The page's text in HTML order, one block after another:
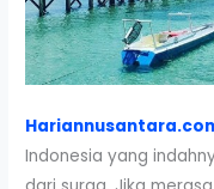
Indonesia yang